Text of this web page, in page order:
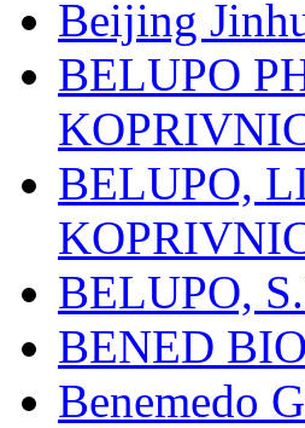
Beijing
BELUPO
BELUPO,
BELUPO,
BENED
Benemedo